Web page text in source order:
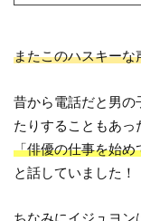
またこのハスキーな
昔から電話だと男の
たりすることもあっ
「俳優の仕事を始め
と話していました！
ちなみにイジュヨン